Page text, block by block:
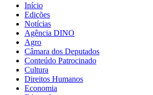
Início
Edições
Notícias
Agência DINO
Agro
Câmara dos Deputados
Conteúdo Patrocinado
Cultura
Direitos Humanos
Economia